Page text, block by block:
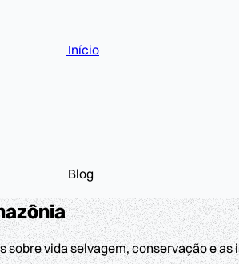
Início
Blog
sobre vida selvagem, conservação e